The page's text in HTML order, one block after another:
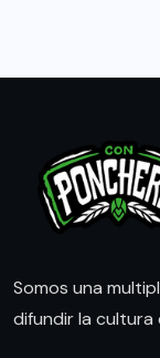
Somos una
difundir la cultura